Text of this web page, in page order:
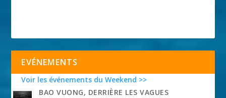
EVÉNEMENTS
Voir les événements du Weekend >>
BAO VUONG, DERRIÈRE LES VAGUES